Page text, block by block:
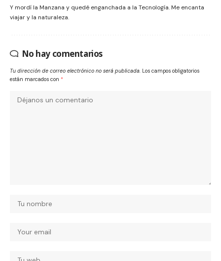
Y mordí la Manzana y quedé enganchada a la Tecnología. Me encanta
viajar y la naturaleza.
No hay comentarios
Tu dirección de correo electrónico no será publicada. Los campos obligatorios
están marcados con *